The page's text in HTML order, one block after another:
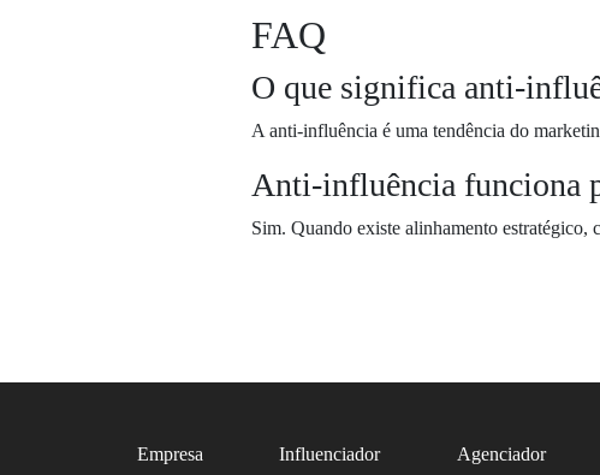
FAQ
O que significa anti-
A anti-influência é uma tendência do
Anti-influência funciona
Sim. Quando existe alinhamento estratégico,
Empresa Influenciador Agenciador